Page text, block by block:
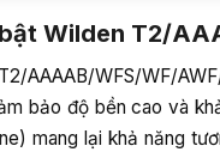
Wilden T2/
AAAAB/WFS/WF/
bảo độ bền cao và
mang lại khả năng